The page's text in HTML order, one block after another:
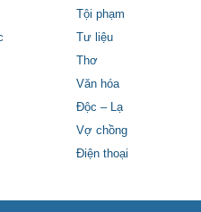
Tội phạm
Tư liệu
Thơ
Văn hóa
Độc – Lạ
Vợ chồng
Điện thoại